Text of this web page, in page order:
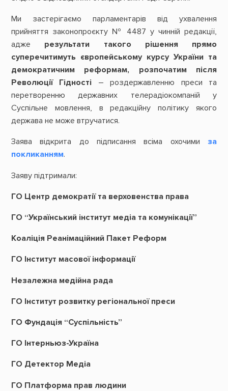
Ми застерігаємо парламентарів від ухвалення
прийняття законопроєкту № 4487 у чинній редакції,
адже результати такого рішення прямо
суперечитимуть європейському курсу України та
демократичним реформам, розпочатим після
Революції Гідності – роздержавленню преси та
перетворенню державних телерадіокомпаній у
Суспільне мовлення, в редакційну політику якого
держава не може втручатися.
Заява відкрита до підписання всіма охочимиза
покликанням.
Заяву підтримали:
ГО Центр демократії та верховенства права
ГО “Український інститут медіа та комунікації”
Коаліція Реанімаційний Пакет Реформ
ГО Інститут масової інформації
Незалежна медійна рада
ГО Інститут розвитку регіональної преси
ГО Фундація “Суспільність”
ГО Інтерньюз-Україна
ГО Детектор Медіа
ГО Платформа прав людини